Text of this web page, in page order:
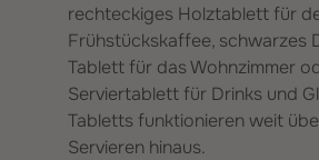
rechteckiges Holztablett für
Frühstückskaffee, schwarzes
Tablett für das Wohnzimmer
Serviertablett für Drinks und
Tabletts funktionieren weit
Servieren hinaus.